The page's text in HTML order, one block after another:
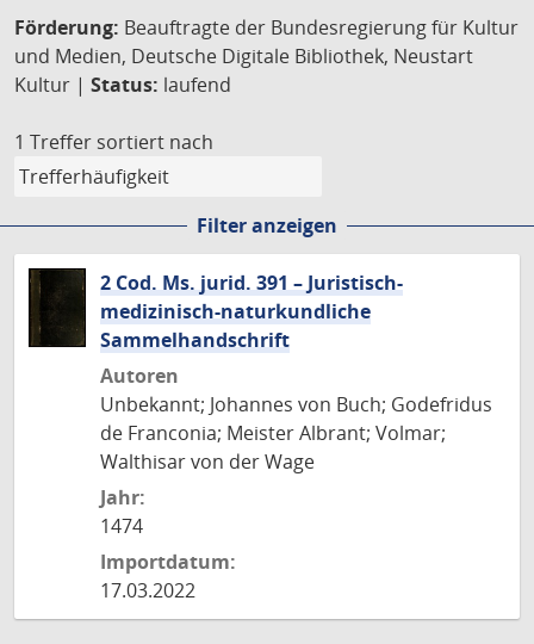
Förderung: Beauftragte der Bundesregierung für Kultur
und Medien, Deutsche Digitale Bibliothek, Neustart
Kultur | Status: laufend
1 Treffer sortiert nach
Filter anzeigen
2 Cod. Ms. jurid. 391 – Juristisch-
medizinisch-naturkundliche
Sammelhandschrift
Autoren
Unbekannt; Johannes von Buch; Godefridus
de Franconia; Meister Albrant; Volmar;
Walthisar von der Wage
Jahr:
1474
Importdatum:
17.03.2022